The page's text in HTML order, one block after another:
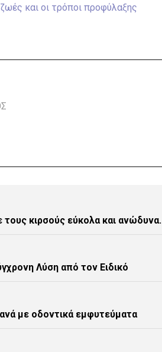
και οι τρόποι προφύλαξης
τους κιρσούς εύκολα και ανώδυνα.
Λύση από τον Ειδικό
με οδοντικά εμφυτεύματα